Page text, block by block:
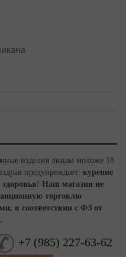
изделия лицам моложе 18
предупреждает: курение
Наш магазин не
торговлю
в соответствии с ФЗ от
+7 (985) 227-63-62